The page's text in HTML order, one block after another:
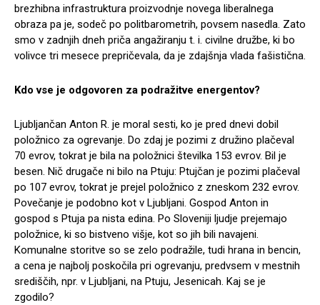
brezhibna infrastruktura proizvodnje novega liberalnega
obraza pa je, sodeč po politbarometrih, povsem nasedla. Zato
smo v zadnjih dneh priča angažiranju t. i. civilne družbe, ki bo
volivce tri mesece prepričevala, da je zdajšnja vlada fašistična.
Kdo vse je odgovoren za podražitve energentov?
Ljubljančan Anton R. je moral sesti, ko je pred dnevi dobil
položnico za ogrevanje. Do zdaj je pozimi z družino plačeval
70 evrov, tokrat je bila na položnici številka 153 evrov. Bil je
besen. Nič drugače ni bilo na Ptuju: Ptujčan je pozimi plačeval
po 107 evrov, tokrat je prejel položnico z zneskom 232 evrov.
Povečanje je podobno kot v Ljubljani. Gospod Anton in
gospod s Ptuja pa nista edina. Po Sloveniji ljudje prejemajo
položnice, ki so bistveno višje, kot so jih bili navajeni.
Komunalne storitve so se zelo podražile, tudi hrana in bencin,
a cena je najbolj poskočila pri ogrevanju, predvsem v mestnih
središčih, npr. v Ljubljani, na Ptuju, Jesenicah. Kaj se je
zgodilo?